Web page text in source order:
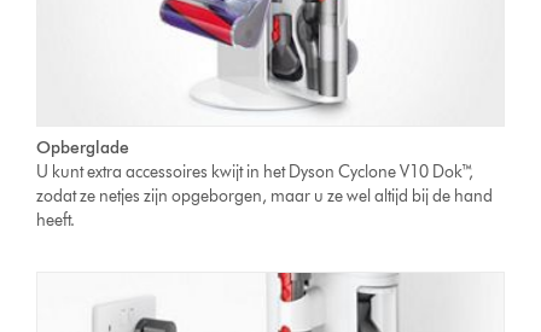
Opberglade
U kunt extra accessoires kwijt in het Dyson Cyclone V10 Dok™,
zodat ze netjes zijn opgeborgen, maar u ze wel altijd bij de hand
heeft.